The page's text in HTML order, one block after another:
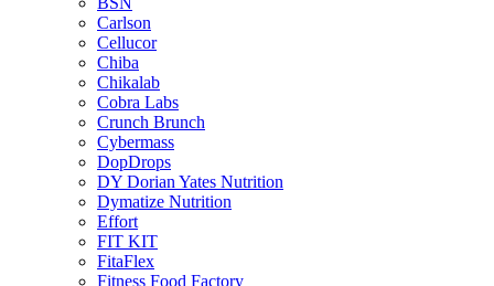
Carlson
Cellucor
Chiba
Chikalab
Cobra Labs
Crunch Brunch
Cybermass
DopDrops
DY Dorian Yates Nutrition
Dymatize Nutrition
Effort
FIT KIT
FitaFlex
Fitness Food Factory